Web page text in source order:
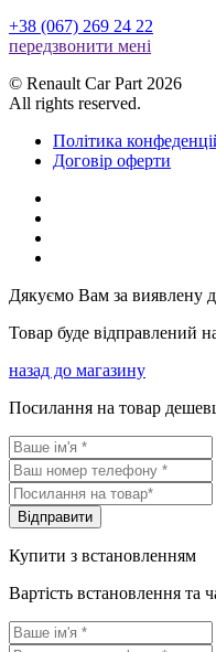
+38 (067) 269 24 22
передзвонити менi
© Renault Car Part 2026
All rights reserved.
Політика
Договір оферти
Дякуємо Вам за виявлену
Товар буде відправлений
назад до магазину
Посилання на товар
Вiдправити
Купити з встановленням
Вартість встановлення